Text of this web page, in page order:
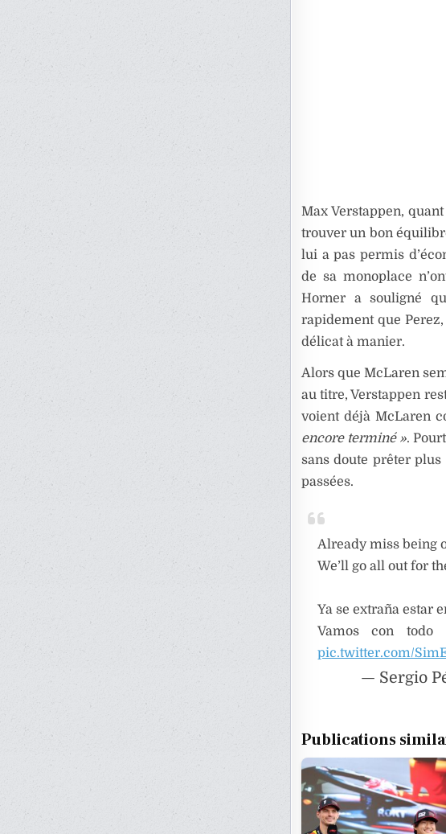
Max Verstappen,
trouver un bon
lui a pas permis
de sa monoplace
Horner a souligné
rapidement que
délicat à manier.
Alors que McLaren
au titre, Verstappen
voient déjà McLaren
encore terminé ».
sans doute prêter
passées.
Already miss being
We’ll go all out for
Ya se extraña estar
Vamos con
pic.twitter.com/
— Sergio
Publications